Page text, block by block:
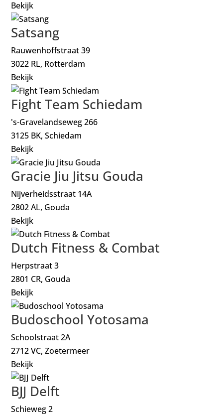
Bekijk
Satsang
Rauwenhoffstraat 39
3022 RL, Rotterdam
Bekijk
Fight Team Schiedam
's-Gravelandseweg 266
3125 BK, Schiedam
Bekijk
Gracie Jiu Jitsu Gouda
Nijverheidsstraat 14A
2802 AL, Gouda
Bekijk
Dutch Fitness & Combat
Herpstraat 3
2801 CR, Gouda
Bekijk
Budoschool Yotosama
Schoolstraat 2A
2712 VC, Zoetermeer
Bekijk
BJJ Delft
Schieweg 2